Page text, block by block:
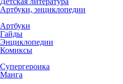
Артбуки, энциклопедии
Артбуки
Гайды
Энциклопедии
Комиксы
Супергероика
Манга